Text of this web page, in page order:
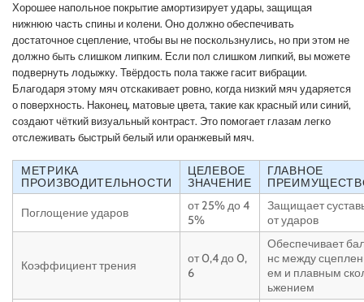
Хорошее напольное покрытие амортизирует удары, защищая
нижнюю часть спины и колени. Оно должно обеспечивать
достаточное сцепление, чтобы вы не поскользнулись, но при этом не
должно быть слишком липким. Если пол слишком липкий, вы можете
подвернуть лодыжку. Твёрдость пола также гасит вибрации.
Благодаря этому мяч отскакивает ровно, когда низкий мяч ударяется
о поверхность. Наконец, матовые цвета, такие как красный или синий,
создают чёткий визуальный контраст. Это помогает глазам легко
отслеживать быстрый белый или оранжевый мяч.
МЕТРИКА
ПРОИЗВОДИТЕЛЬНОСТИ
ЦЕЛЕВОЕ
ЗНАЧЕНИЕ
ГЛАВНОЕ
Поглощение ударов
от 25% до 4
5%
Защищает
от ударов
Коэффициент трения
от 0,4 до 0,
6
Обеспечивает
нс между
ем и плавным
ьжением